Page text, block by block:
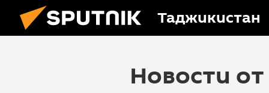
Таджикистан
Новости